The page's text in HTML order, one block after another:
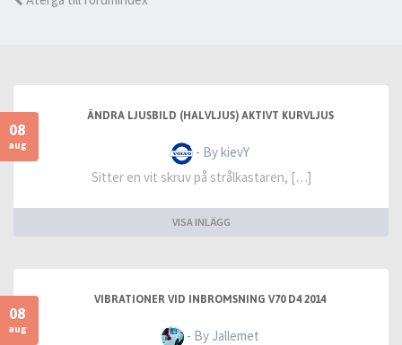
08
aug
ÄNDRA LJUSBILD (HALVLJUS) AKTIVT KURVLJUS
- By kievY
Sitter en vit skruv på strålkastaren, […]
VISA INLÄGG
08
aug
VIBRATIONER VID INBROMSNING V70 D4 2014
- By Jallemet